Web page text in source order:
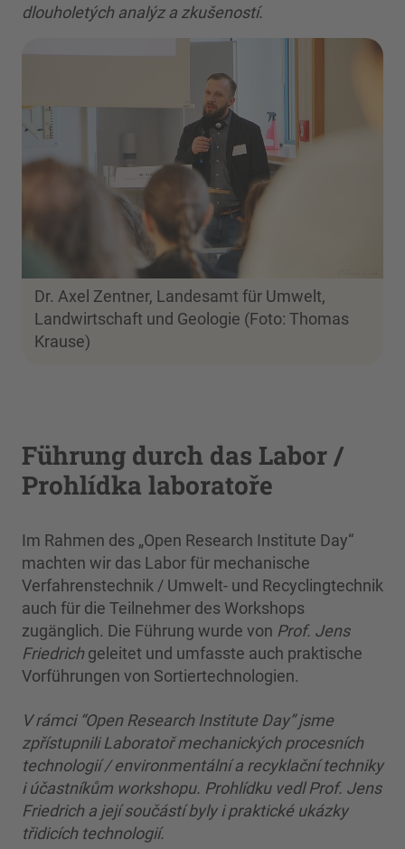
Dr. Axel Zentner, Landesamt für Umwelt,
Landwirtschaft und Geologie (Foto: Thomas
Krause)
dlouholetých analýz a zkušeností.
Führung durch das Labor /
Prohlídka laboratoře
Im Rahmen des „Open Research Institute Day“
machten wir das Labor für mechanische
Verfahrenstechnik / Umwelt- und Recyclingtechnik
auch für die Teilnehmer des Workshops
zugänglich. Die Führung wurde von Prof. Jens
Friedrichgeleitet und umfasste auch praktische
Vorführungen von Sortiertechnologien.
V rámci “Open Research Institute Day” jsme
zpřístupnili Laboratoř mechanických procesních
technologií / environmentální a recyklační techniky
i účastníkům workshopu. Prohlídku vedl Prof. Jens
Friedrich a její součástí byly i praktické ukázky
třidicích technologií.